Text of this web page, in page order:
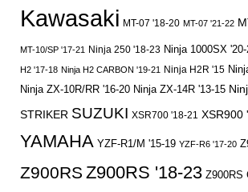
Kawasaki MT-07 '18-20 MT-07 '21-22
MT-10/SP '17-21 Ninja 250 '18-23 Ninja 1000SX
H2 '17-18 Ninja H2 CARBON '19-21 Ninja H2R '15
Ninja ZX-10R/RR '16-20 Ninja ZX-14R '13-15
STRIKER SUZUKI XSR700 '18-21 XSR900
YAMAHA YZF-R1/M '15-19 YZF-R6 '17-20
Z900RS Z900RS '18-23 Z900RS